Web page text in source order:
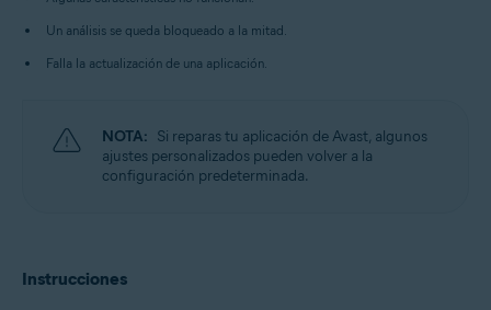
Un análisis se queda bloqueado a la mitad.
Falla la actualización de una aplicación.
NOTA: Si reparas tu aplicación de Avast, algunos
ajustes personalizados pueden volver a la
configuración predeterminada.
Instrucciones